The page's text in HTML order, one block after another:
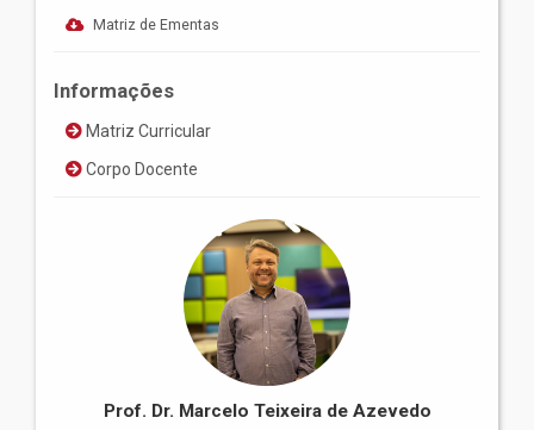
Matriz de Ementas
Informações
Matriz Curricular
Corpo Docente
Prof. Dr. Marcelo Teixeira de Azevedo